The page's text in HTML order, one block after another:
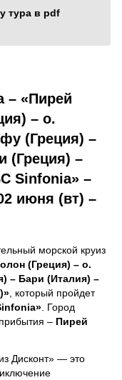
тура в pdf
– «Пирей
– о.
(Греция) –
(Греция) –
Sinfonia» –
июня (вт) –
морской круиз
(Греция) – о.
– Бари (Италия) –
, который пройдет
. Город
прибытия – Пирей
Дисконт» — это